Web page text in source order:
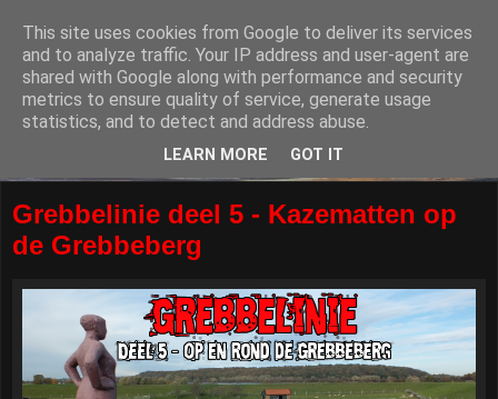
Grebbelinie deel 5 - Kazematten op
de Grebbeberg
This site uses cookies from Google to deliver its services
and to analyze traffic. Your IP address and user-agent are
shared with Google along with performance and security
metrics to ensure quality of service, generate usage
statistics, and to detect and address abuse.
LEARN MORE GOT IT